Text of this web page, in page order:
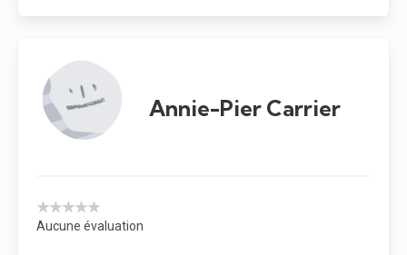
Annie-Pier Carrier
★★★★★
Aucune évaluation